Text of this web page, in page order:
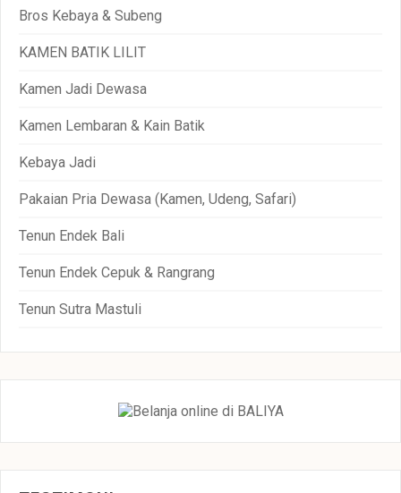
Bros Kebaya & Subeng
KAMEN BATIK LILIT
Kamen Jadi Dewasa
Kamen Lembaran & Kain Batik
Kebaya Jadi
Pakaian Pria Dewasa (Kamen, Udeng, Safari)
Tenun Endek Bali
Tenun Endek Cepuk & Rangrang
Tenun Sutra Mastuli